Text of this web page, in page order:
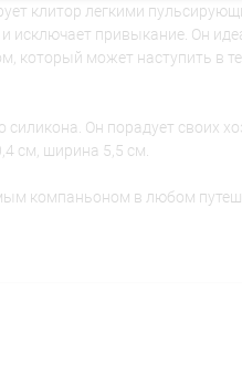
клитор легкими
исключает привыкание. Он
который может наступить в
силикона. Он порадует своих
см, ширина 5,5 см.
компаньоном в любом